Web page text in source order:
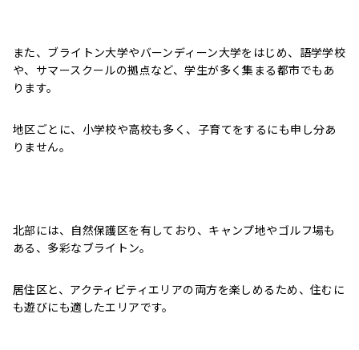
また、ブライトン大学やバーンディーン大学をはじめ、語学学校
や、サマースクールの拠点など、学生が多く集まる都市でもあ
ります。
地区ごとに、小学校や高校も多く、子育てをするにも申し分あ
りません。
北部には、自然保護区を有しており、キャンプ地やゴルフ場も
ある、多彩なブライトン。
居住区と、アクティビティエリアの両方を楽しめるため、住むに
も遊びにも適したエリアです。